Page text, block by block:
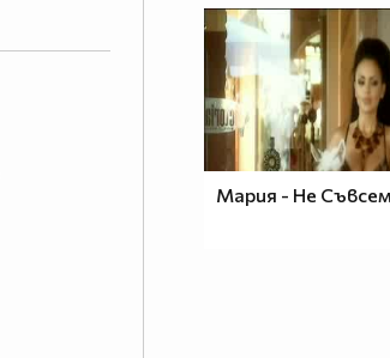
Мария - Не Съвсем